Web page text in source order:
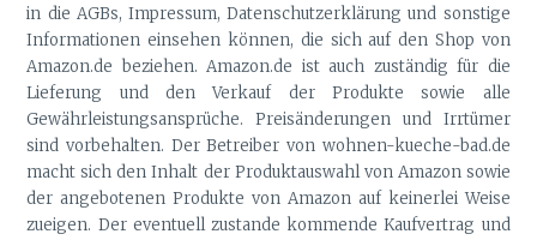
in die AGBs, Impressum, Datenschutzerklärung und sonstige
Informationen einsehen können, die sich auf den Shop von
Amazon.de beziehen. Amazon.de ist auch zuständig für die
Lieferung und den Verkauf der Produkte sowie alle
Gewährleistungsansprüche. Preisänderungen und Irrtümer
sind vorbehalten. Der Betreiber von wohnen-kueche-bad.de
macht sich den Inhalt der Produktauswahl von Amazon sowie
der angebotenen Produkte von Amazon auf keinerlei Weise
zueigen. Der eventuell zustande kommende Kaufvertrag und